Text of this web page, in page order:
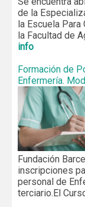
de la
la Escuela
la Facultad de
info
Formación de
Enfermería.
Fundación
inscripciones
personal de
terciario.El